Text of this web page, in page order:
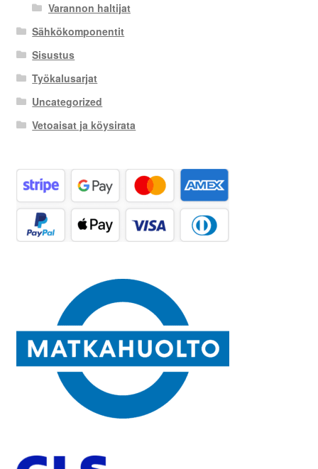
Varannon haltijat
Sähkökomponentit
Sisustus
Työkalusarjat
Uncategorized
Vetoaisat ja köysirata